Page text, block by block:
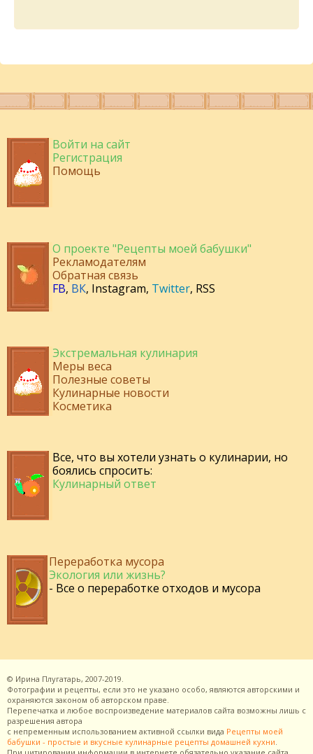
Войти на сайт
Регистрация
Помощь
О проекте "Рецепты моей бабушки"
Рекламодателям
Обратная связь
FB, ВК, Instagram, Twitter, RSS
Экстремальная кулинария
Меры веса
Полезные советы
Кулинарные новости
Косметика
Все, что вы хотели узнать о кулинарии, но
боялись спросить:
Кулинарный ответ
Переработка мусора
Экология или жизнь?
- Все о переработке отходов и мусора
© Ирина Плугатарь, 2007-2019.
Фотографии и рецепты, если это не указано особо, являются авторскими и
охраняются законом об авторском праве.
Перепечатка и любое воспроизведение материалов сайта возможны лишь с
разрешения автора
с непременным использованием активной ссылки вида Рецепты моей
бабушки - простые и вкусные кулинарные рецепты домашней кухни.